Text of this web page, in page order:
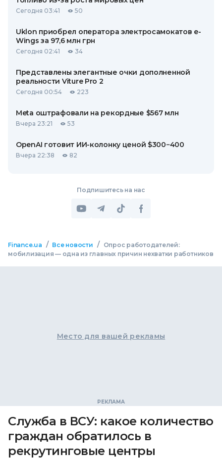
Сегодня 03:41 50
Uklon приобрел оператора электросамокатов e-
Wings за 97,6 млн грн
Сегодня 02:41 34
Представлены элегантные очки дополненной
реальности Viture Pro 2
Сегодня 00:54 223
Meta оштрафовали на рекордные $567 млн
Вчера 23:21 53
OpenAI готовит ИИ-колонку ценой $300−400
Вчера 22:38 82
Подпишитесь на нас
Finance.ua / Все новости /
Опрос работодателей:
мобилизация — одна из главных причин нехватки работников
Место для вашей рекламы
Служба в ВСУ: какое количество
граждан обратилось в
рекрутинговые центры